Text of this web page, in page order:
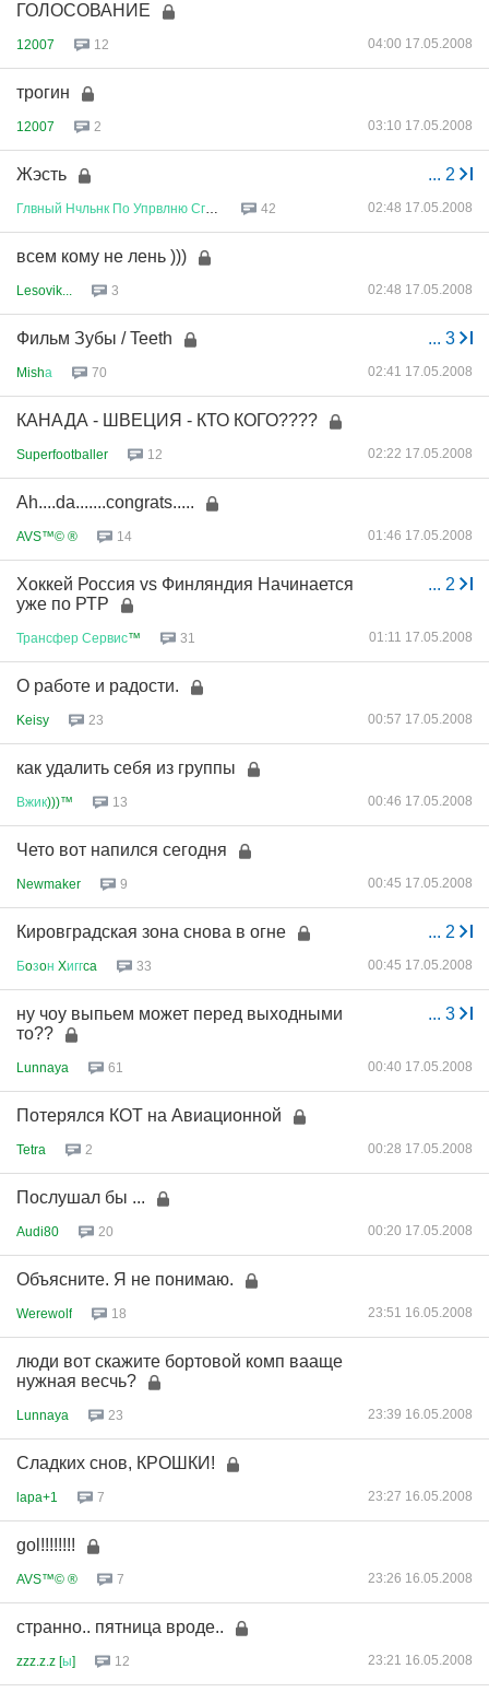
ГОЛОСОВАНИЕ
12007 12 04:00 17.05.2008
трогин
12007 2 03:10 17.05.2008
... 2
Жэсть
Глвный Нчльнк По Упрвлню Сглсв 42 02:48 17.05.2008
всем кому не лень )))
Lesovik... 3 02:48 17.05.2008
... 3
Фильм Зубы / Teeth
Mishа 70 02:41 17.05.2008
КАНАДА - ШВЕЦИЯ - КТО КОГО????
Superfootballer 12 02:22 17.05.2008
Ah....da.......congrats.....
AVS™© ® 14 01:46 17.05.2008
... 2
Хоккей Россия vs Финляндия Начинается
уже по РТР
Трансфер Сервис™ 31 01:11 17.05.2008
О работе и радости.
Keisy 23 00:57 17.05.2008
как удалить себя из группы
Вжик)))™ 13 00:46 17.05.2008
Чето вот напился сегодня
Newmaker 9 00:45 17.05.2008
... 2
Кировградская зона снова в огне
Бoзoн Xиггca 33 00:45 17.05.2008
... 3
ну чоу выпьем может перед выходными
то??
Lunnaya 61 00:40 17.05.2008
Потерялся КОТ на Авиационной
Tetra 2 00:28 17.05.2008
Послушал бы ...
Audi80 20 00:20 17.05.2008
Объясните. Я не понимаю.
Werewolf 18 23:51 16.05.2008
люди вот скажите бортовой комп вааще
нужная весчь?
Lunnaya 23 23:39 16.05.2008
Сладких снов, КРОШКИ!
lapa+1 7 23:27 16.05.2008
gol!!!!!!!!
AVS™© ® 7 23:26 16.05.2008
странно.. пятница вроде..
zzz.z.z [ы] 12 23:21 16.05.2008